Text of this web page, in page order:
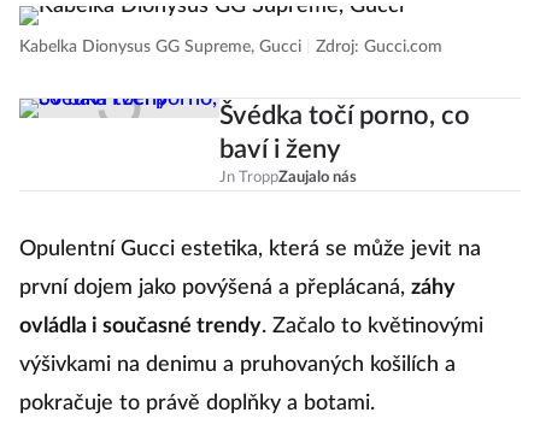
Kabelka Dionysus GG Supreme, Gucci Zdroj: Gucci.com
Švédka točí porno, co
baví i ženy
Jn TroppZaujalo nás
Opulentní Gucci estetika, která se může jevit na
první dojem jako povýšená a přeplácaná, záhy
ovládla i současné trendy. Začalo to květinovými
výšivkami na denimu a pruhovaných košilích a
pokračuje to právě doplňky a botami.